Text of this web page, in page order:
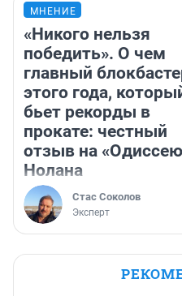
МНЕНИЕ
«Никого нельзя
победить». О чем
главный
этого года,
бьет рекорды в
прокате: честный
отзыв на
Нолана
Стас Соколов
Эксперт